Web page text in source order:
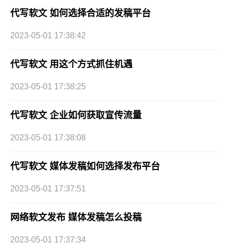
代写软文 如何选择合适的发稿平台
2023-05-01 17:38:42
代写软文 用这个方式抓住机遇
2023-05-01 17:38:25
代写软文 企业如何获取宣传流量
2023-05-01 17:38:08
代写软文 媒体发稿如何选择发布平台
2023-05-01 17:37:51
网络软文发布 媒体发稿怎么投稿
2023-05-01 17:37:34